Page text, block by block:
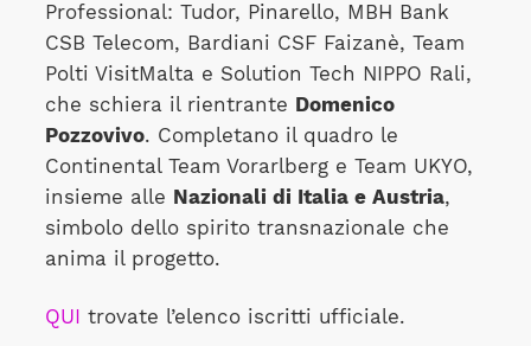
Professional: Tudor, Pinarello, MBH Bank
CSB Telecom, Bardiani CSF Faizanè, Team
Polti VisitMalta e Solution Tech NIPPO Rali,
che schiera il rientrante Domenico
Pozzovivo. Completano il quadro le
Continental Team Vorarlberg e Team UKYO,
insieme alle Nazionali di Italia e Austria,
simbolo dello spirito transnazionale che
anima il progetto.
QUI trovate l’elenco iscritti ufficiale.